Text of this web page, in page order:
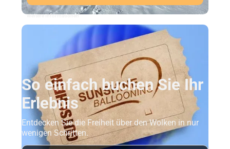
Weitere Informationen
So einfach buchen Sie Ihr
Erlebnis
Entdecken Sie die Freiheit über den Wolken in nur
wenigen Schritten.